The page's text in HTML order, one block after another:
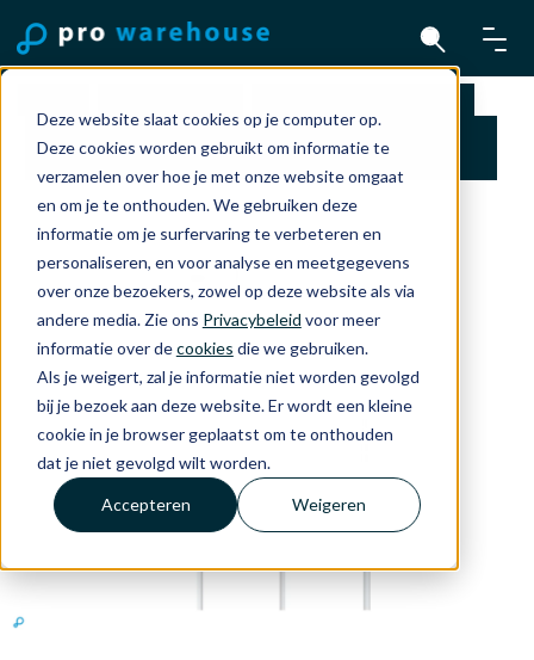
Deze website slaat cookies op je computer op.
Deze cookies worden gebruikt om informatie te
verzamelen over hoe je met onze website omgaat
en om je te onthouden. We gebruiken deze
informatie om je surfervaring te verbeteren en
personaliseren, en voor analyse en meetgegevens
over onze bezoekers, zowel op deze website als via
andere media. Zie ons Privacybeleid voor meer
informatie over decookies die we gebruiken.
Als je weigert, zal je informatie niet worden gevolgd
bij je bezoek aan deze website. Er wordt een kleine
cookie in je browser geplaatst om te onthouden
dat je niet gevolgd wilt worden.
Accepteren Weigeren
EarPods met 3.5 mm Headphone Plug (was art.
nr: MNHF2ZM/A)